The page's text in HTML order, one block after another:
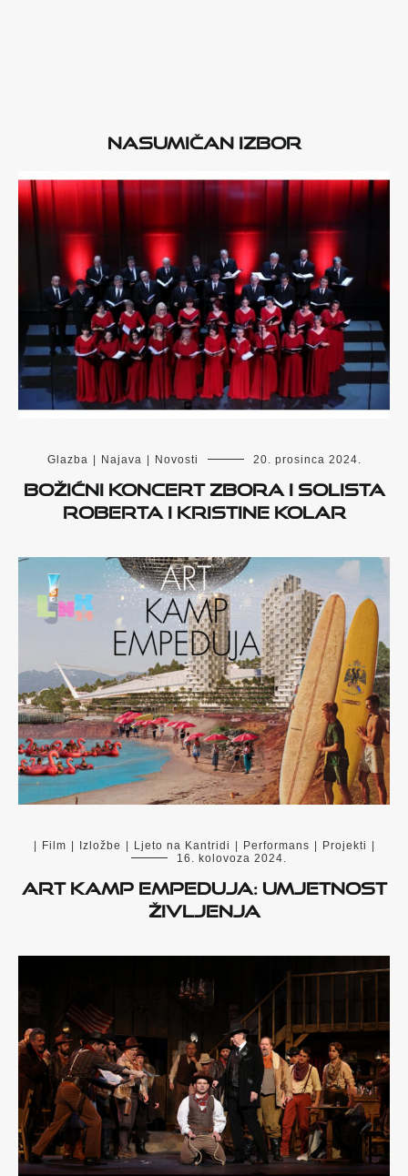
Nasumičan izbor
Glazba Najava Novosti 20. prosinca 2024.
Božićni koncert zbora i solista
Roberta i Kristine Kolar
Film Izložbe Ljeto na Kantridi Performans Projekti
16. kolovoza 2024.
Art Kamp Empeduja: Umjetnost
življenja